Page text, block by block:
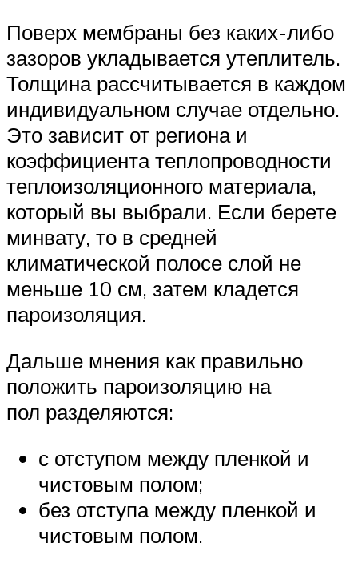
Поверх мембраны без каких-либо
зазоров укладывается утеплитель.
Толщина рассчитывается в каждом
индивидуальном случае отдельно.
Это зависит от региона и
коэффициента теплопроводности
теплоизоляционного материала,
который вы выбрали. Если берете
минвату, то в средней
климатической полосе слой не
меньше 10 см, затем кладется
пароизоляция.
Дальше мнения как правильно
положить пароизоляцию на
пол разделяются:
с отступом между пленкой и
чистовым полом;
без отступа между пленкой и
чистовым полом.